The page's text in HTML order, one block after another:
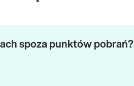
spoza punktów pobrań?